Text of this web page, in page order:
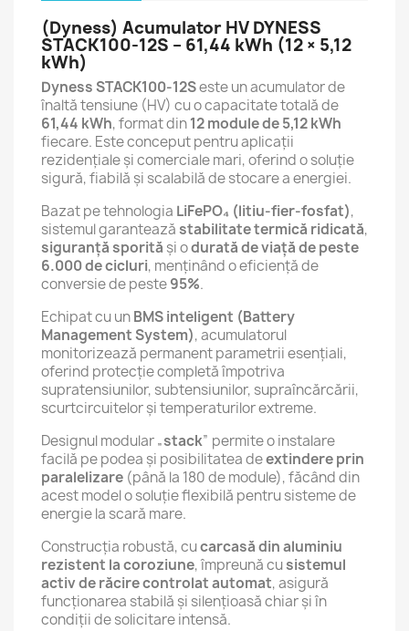
(Dyness) Acumulator HV DYNESS
STACK100-12S – 61,44 kWh (12 × 5,12
kWh)
Dyness STACK100-12Seste un acumulator de
înaltă tensiune (HV) cu o capacitate totală de
61,44 kWh, format din12 module de 5,12 kWh
fiecare. Este conceput pentru aplicații
rezidențiale și comerciale mari, oferind o soluție
sigură, fiabilă și scalabilă de stocare a energiei.
Bazat pe tehnologia LiFePO₄ (litiu-fier-fosfat),
sistemul garanteazăstabilitate termică ridicată,
siguranță sporită și odurată de viață de peste
6.000 de cicluri, menținând o eficiență de
conversie de peste95%.
Echipat cu unBMS inteligent (Battery
Management System), acumulatorul
monitorizează permanent parametrii esențiali,
oferind protecție completă împotriva
supratensiunilor, subtensiunilor, supraîncărcării,
scurtcircuitelor și temperaturilor extreme.
Designul modular „stack” permite o instalare
facilă pe podea și posibilitatea deextindere prin
paralelizare (până la 180 de module), făcând din
acest model o soluție flexibilă pentru sisteme de
energie la scară mare.
Construcția robustă, cucarcasă din aluminiu
rezistent la coroziune, împreună cusistemul
activ de răcire controlat automat, asigură
funcționarea stabilă și silențioasă chiar și în
condiții de solicitare intensă.